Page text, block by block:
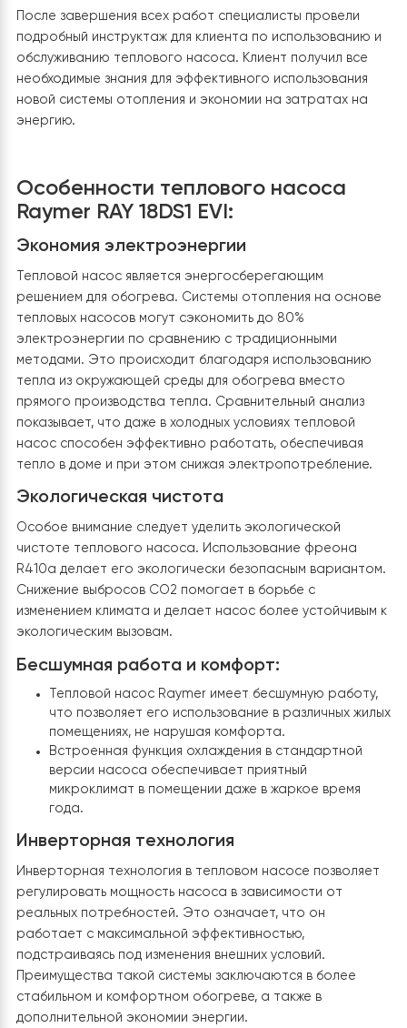
напряжения
Для обеспечения безопасной и надежной работы
теплового насоса были установлены стабилизаторы
защищает систему от перепадов напряжения и
возможных проблем с электроснабжением. В случае с
возможными отключениями света в определенные
периоды года стабилизатор напряжения необходим в
системах отопления , питающихся от генератора или
аккумуляторов.
8. Тестирование и настройка системы
проверка всей системы. Специалисты
работу теплового насоса в различных режимах,
настроили параметры для оптимальной работы и
убедились в правильности подключений и
функционировании всех компонентов.
9. Инструктаж клиента
После завершения всех работ специалисты провели
подробный инструктаж для клиента по
обслуживанию теплового насоса. Клиент получил
необходимые знания для эффективного
новой системы отопления и экономии на затратах
энергию.
Особенности теплового насоса
Raymer RAY 18DS1 EVI:
Экономия электроэнергии
Тепловой насос является энергосберегающим
решением для обогрева. Системы отопления на